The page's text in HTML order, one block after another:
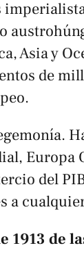
Asia y
de
Europa
del
a
1913 de